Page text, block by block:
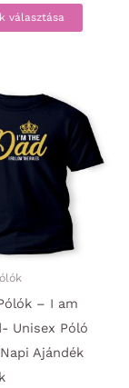
választása
Ennek
a
van.
A
– I am
Unisex Póló
Ajándék